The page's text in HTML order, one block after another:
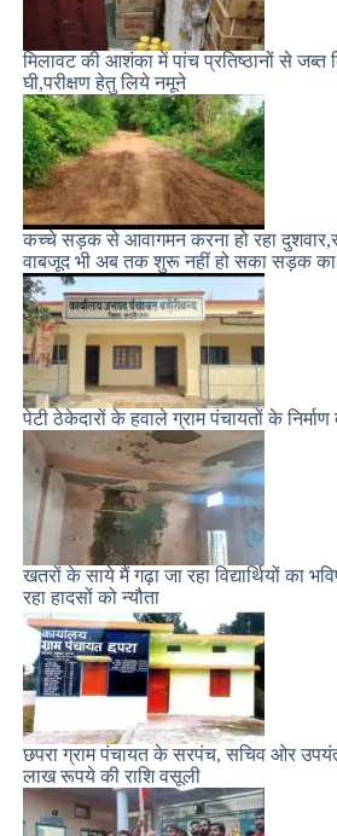
मिलावट की आशंका में पांच प्रतिष्ठानों से जब्त
घी,परीक्षण हेतु लिये नमूने
कच्चे सड़क से आवागमन करना हो रहा
वाबजूद भी अब तक शुरू नहीं हो सका सड़क का
पेटी ठेकेदारों के हवाले ग्राम पंचायतों के निर्माण
खतरों के साये मैं गढ़ा जा रहा विद्यार्थियों का
रहा हादसों को न्यौता
छपरा ग्राम पंचायत के सरपंच, सचिव ओर
लाख रूपये की राशि वसूली